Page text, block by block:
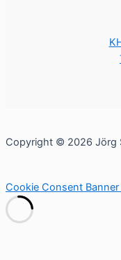
Copyright © 2026 Jörg
Cookie Consent